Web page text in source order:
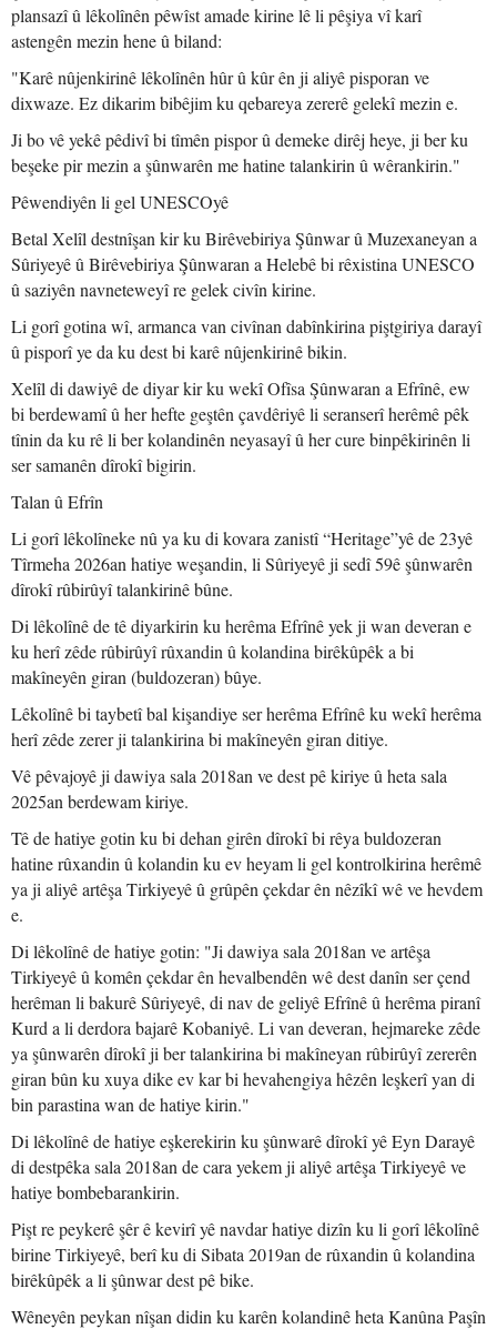
plansazî û lêkolînên pêwîst amade kirine lê li pêşiya vî karî
astengên mezin hene û biland:
"Karê nûjenkirinê lêkolînên hûr û kûr ên ji aliyê pisporan ve
dixwaze. Ez dikarim bibêjim ku qebareya zererê gelekî mezin e.
Ji bo vê yekê pêdivî bi tîmên pispor û demeke dirêj heye, ji ber ku
beşeke pir mezin a şûnwarên me hatine talankirin û wêrankirin."
Pêwendiyên li gel UNESCOyê
Betal Xelîl destnîşan kir ku Birêvebiriya Şûnwar û Muzexaneyan a
Sûriyeyê û Birêvebiriya Şûnwaran a Helebê bi rêxistina UNESCO
û saziyên navneteweyî re gelek civîn kirine.
Li gorî gotina wî, armanca van civînan dabînkirina piştgiriya darayî
û pisporî ye da ku dest bi karê nûjenkirinê bikin.
Xelîl di dawiyê de diyar kir ku wekî Ofîsa Şûnwaran a Efrînê, ew
bi berdewamî û her hefte geştên çavdêriyê li seranserî herêmê pêk
tînin da ku rê li ber kolandinên neyasayî û her cure binpêkirinên li
ser samanên dîrokî bigirin.
Talan û Efrîn
Li gorî lêkolîneke nû ya ku di kovara zanistî “Heritage”yê de 23yê
Tîrmeha 2026an hatiye weşandin, li Sûriyeyê ji sedî 59ê şûnwarên
dîrokî rûbirûyî talankirinê bûne.
Di lêkolînê de tê diyarkirin ku herêma Efrînê yek ji wan deveran e
ku herî zêde rûbirûyî rûxandin û kolandina birêkûpêk a bi
makîneyên giran (buldozeran) bûye.
Lêkolînê bi taybetî bal kişandiye ser herêma Efrînê ku wekî herêma
herî zêde zerer ji talankirina bi makîneyên giran ditiye.
Vê pêvajoyê ji dawiya sala 2018an ve dest pê kiriye û heta sala
2025an berdewam kiriye.
Tê de hatiye gotin ku bi dehan girên dîrokî bi rêya buldozeran
hatine rûxandin û kolandin ku ev heyam li gel kontrolkirina herêmê
ya ji aliyê artêşa Tirkiyeyê û grûpên çekdar ên nêzîkî wê ve hevdem
e.
Di lêkolînê de hatiye gotin: "Ji dawiya sala 2018an ve artêşa
Tirkiyeyê û komên çekdar ên hevalbendên wê dest danîn ser çend
herêman li bakurê Sûriyeyê, di nav de geliyê Efrînê û herêma piranî
Kurd a li derdora bajarê Kobaniyê. Li van deveran, hejmareke zêde
ya şûnwarên dîrokî ji ber talankirina bi makîneyan rûbirûyî zererên
giran bûn ku xuya dike ev kar bi hevahengiya hêzên leşkerî yan di
bin parastina wan de hatiye kirin."
Di lêkolînê de hatiye eşkerekirin ku şûnwarê dîrokî yê Eyn Darayê
di destpêka sala 2018an de cara yekem ji aliyê artêşa Tirkiyeyê ve
hatiye bombebarankirin.
Pişt re peykerê şêr ê kevirî yê navdar hatiye dizîn ku li gorî lêkolînê
birine Tirkiyeyê, berî ku di Sibata 2019an de rûxandin û kolandina
birêkûpêk a li şûnwar dest pê bike.
Wêneyên peykan nîşan didin ku karên kolandinê heta Kanûna Paşîn